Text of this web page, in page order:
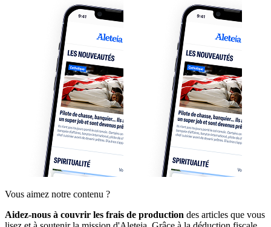
Vous aimez notre contenu ?
Aidez-nous à couvrir les frais de production des articles que vous